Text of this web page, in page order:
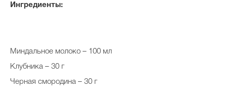
Ингредиенты:
Миндальное молоко – 100 мл
Клубника – 30 г
Черная смородина – 30 г